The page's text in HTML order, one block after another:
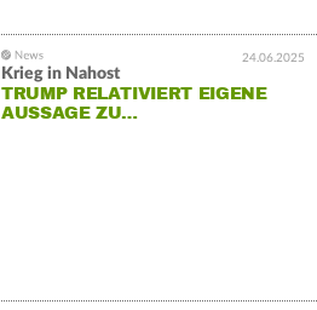
24.06.2025
Krieg in Nahost
TRUMP RELATIVIERT EIGENE
AUSSAGE ZU…